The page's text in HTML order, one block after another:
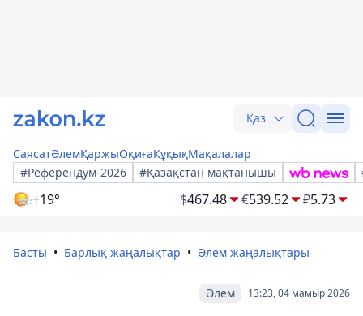
Қаз
СаясатӘлемҚаржыОқиғаҚұқықМақалалар
#Референдум-2026
#Қазақстан мақтанышы
+19° $467.48 €539.52 ₽5.73
Басты Барлық жаңалықтар Әлем жаңалықтары
13:23, 04 мамыр 2026
Әлем